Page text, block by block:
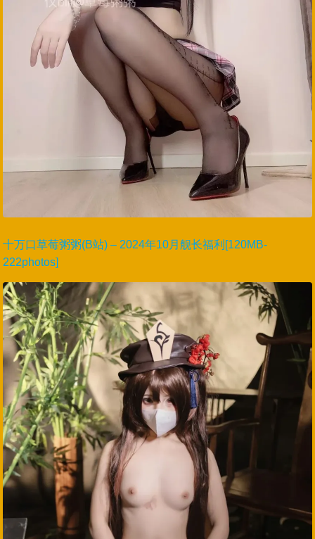
十万口草莓粥粥(B站) – 2024年10月舰长福利[120MB-
222photos]